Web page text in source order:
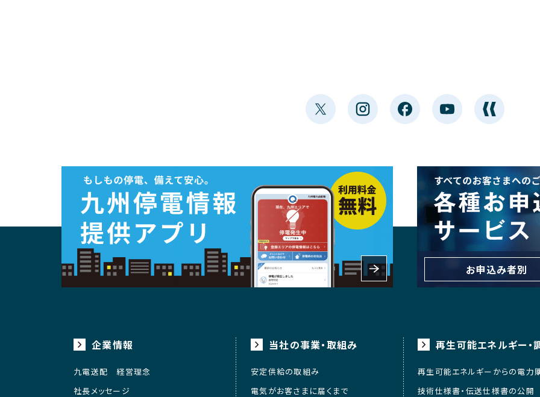
お申込み者別
企業情報
九電送配 経営理念
社長メッセージ
当社の事業・取組み
安定供給の取組み
電気がお客さまに届くまで
再生可能エネルギー・
再生可能エネルギーからの電力
技術仕様書・伝送仕様書の公開